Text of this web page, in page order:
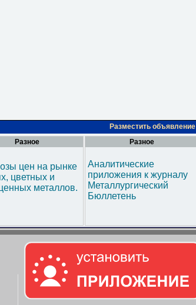
Разместить объявление
Разное
цен на рынке
цветных и
металлов.
Разное
Аналитические
приложения к журналу
Металлургический
Бюллетень